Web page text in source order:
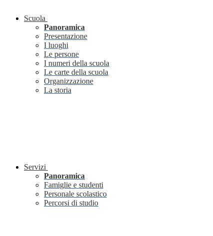
Scuola
Panoramica
Presentazione
I luoghi
Le persone
I numeri della scuola
Le carte della scuola
Organizzazione
La storia
Servizi
Panoramica
Famiglie e studenti
Personale scolastico
Percorsi di studio